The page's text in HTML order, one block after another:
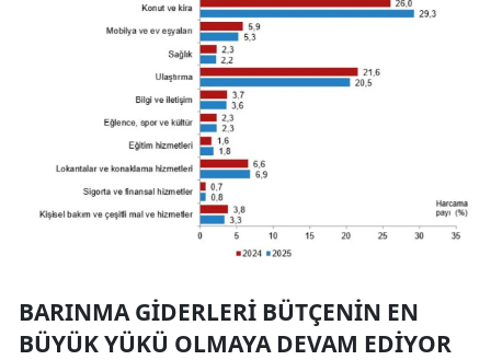
BARINMA GIDERLERI BÜTÇENIN EN
BÜYÜK YÜKÜ OLMAYA DEVAM EDIYOR